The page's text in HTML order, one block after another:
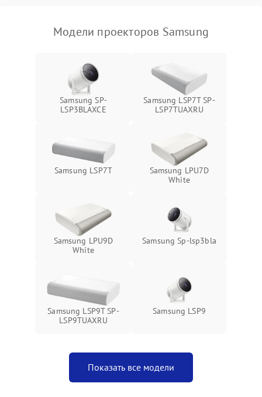
Модели проекторов Samsung
Samsung SP-
LSP3BLAXCE
Samsung LSP7T SP-
LSP7TUAXRU
Samsung LSP7T
Samsung LPU7D
White
Samsung LPU9D
White
Samsung Sp-lsp3bla
Samsung LSP9T SP-
LSP9TUAXRU
Samsung LSP9
Показать все модели